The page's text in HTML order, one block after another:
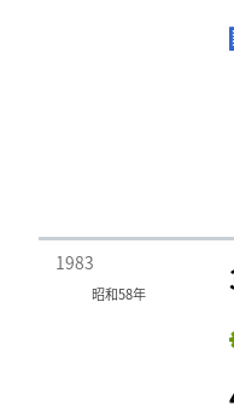
1983
昭和58年